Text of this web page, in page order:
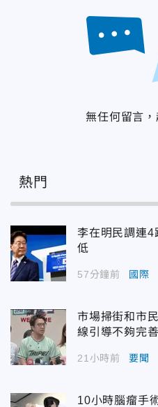
無任何留言，
熱門
李在明民調連
低
57分鐘前 國際
市場掃街和市
線引導不夠完善
21小時前 要聞
10小時腦瘤手